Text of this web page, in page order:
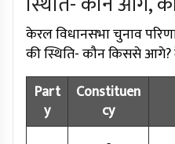
केरल विधानसभा चुनाव
की स्थिति- कौन किससे
Part
y
Constituen
cy